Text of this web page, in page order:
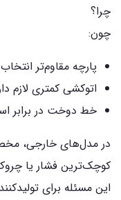
چرا؟
چون:
پارچه مقاوم‌تر
اتوکشی کمتری لازم
خط دوخت در برابر
در مدل‌های خارجی،
کوچک‌ترین فشار یا
این مسئله برای